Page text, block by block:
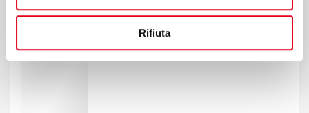
Rifiuta